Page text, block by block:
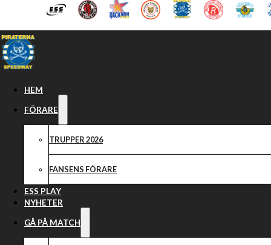
Hoppa till huvudinnehåll Hoppa till sidfot
HEM
FÖRARE
TRUPPER 2026
FANSENS FÖRARE
ESS PLAY
NYHETER
GÅ PÅ MATCH
Magnus Jorheden